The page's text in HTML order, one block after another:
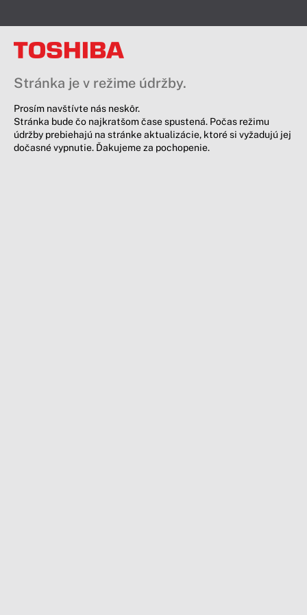
Stránka je v režime údržby.
Prosím navštívte nás neskôr.
Stránka bude čo najkratšom čase spustená. Počas režimu
údržby prebiehajú na stránke aktualizácie, ktoré si vyžadujú jej
dočasné vypnutie. Ďakujeme za pochopenie.